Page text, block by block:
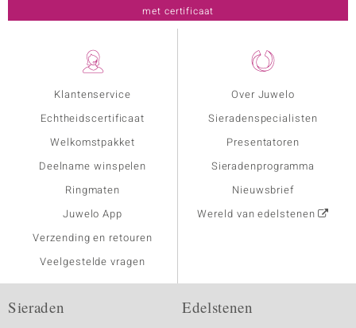
Klantenservice
Echtheidscertificaat
Welkomstpakket
Deelname winspelen
Ringmaten
Juwelo App
Verzending en retouren
Veelgestelde vragen
Over Juwelo
Sieradenspecialisten
Presentatoren
Sieradenprogramma
Nieuwsbrief
Wereld van edelstenen
met certificaat
Sieraden Edelstenen